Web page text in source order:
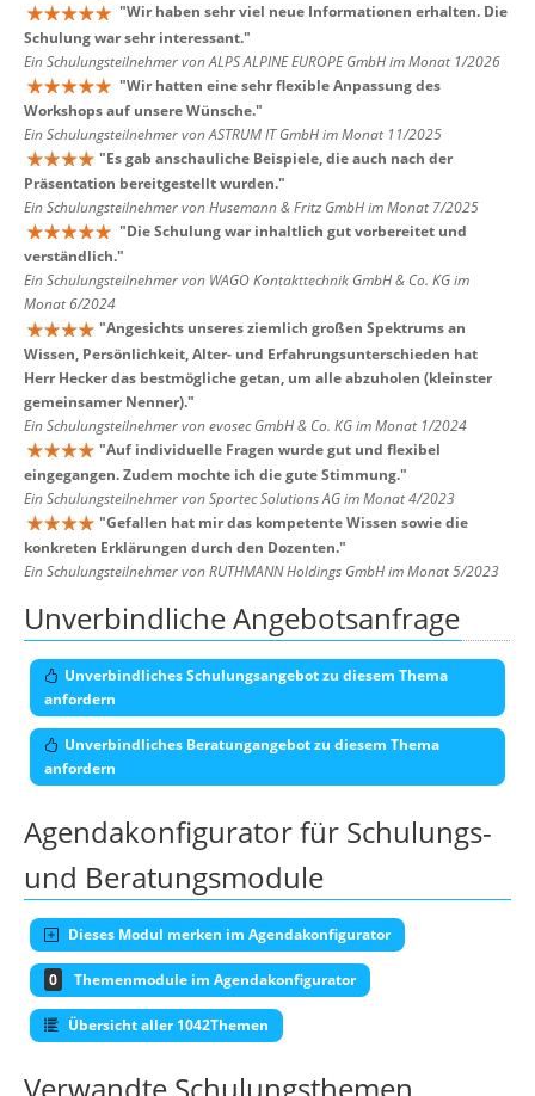
"Wir haben sehr viel neue Informationen erhalten. Die
Schulung war sehr interessant."
Ein Schulungsteilnehmer von ALPS ALPINE EUROPE GmbH im Monat 1/2026
"Wir hatten eine sehr flexible Anpassung des
Workshops auf unsere Wünsche."
Ein Schulungsteilnehmer von ASTRUM IT GmbH im Monat 11/2025
"Es gab anschauliche Beispiele, die auch nach der
Präsentation bereitgestellt wurden."
Ein Schulungsteilnehmer von Husemann & Fritz GmbH im Monat 7/2025
"Die Schulung war inhaltlich gut vorbereitet und
verständlich."
Ein Schulungsteilnehmer von WAGO Kontakttechnik GmbH & Co. KG im
Monat 6/2024
"Angesichts unseres ziemlich großen Spektrums an
Wissen, Persönlichkeit, Alter- und Erfahrungsunterschieden hat
Herr Hecker das bestmögliche getan, um alle abzuholen (kleinster
gemeinsamer Nenner)."
Ein Schulungsteilnehmer von evosec GmbH & Co. KG im Monat 1/2024
"Auf individuelle Fragen wurde gut und flexibel
eingegangen. Zudem mochte ich die gute Stimmung."
Ein Schulungsteilnehmer von Sportec Solutions AG im Monat 4/2023
"Gefallen hat mir das kompetente Wissen sowie die
konkreten Erklärungen durch den Dozenten."
Ein Schulungsteilnehmer von RUTHMANN Holdings GmbH im Monat 5/2023
Unverbindliche Angebotsanfrage
Unverbindliches Schulungsangebot zu diesem Thema
anfordern
Unverbindliches Beratungangebot zu diesem Thema
anfordern
Agendakonfigurator für Schulungs-
und Beratungsmodule
Dieses Modul merken im Agendakonfigurator
0 Themenmodule im Agendakonfigurator
Übersicht aller 1042Themen